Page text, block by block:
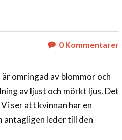
0Kommentarer
omringad av blommor och
av ljust och mörkt ljus. Det
ser att kvinnan har en
antagligen leder till den